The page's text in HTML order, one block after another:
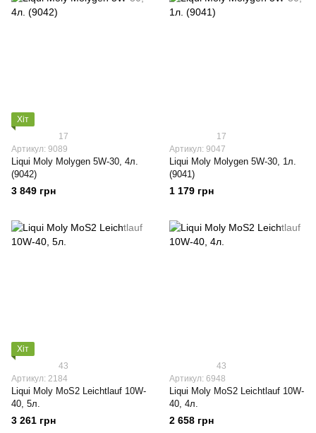
Хіт
17
Артикул: 9089
Liqui Moly Molygen 5W-30, 4л.
(9042)
3 849 грн
17
Артикул: 9047
Liqui Moly Molygen 5W-30, 1л.
(9041)
1 179 грн
Хіт
43
Артикул: 2184
Liqui Moly МoS2 Leichtlauf 10W-
40, 5л.
3 261 грн
43
Артикул: 6948
Liqui Moly МoS2 Leichtlauf 10W-
40, 4л.
2 658 грн